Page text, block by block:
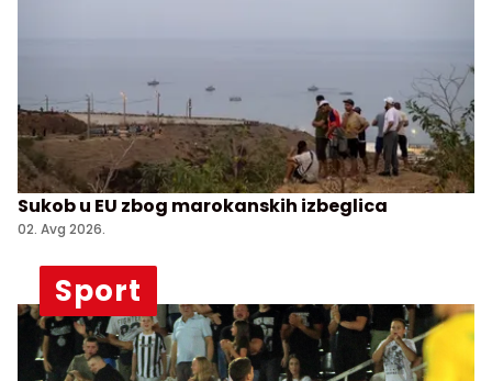
Sukob u EU zbog marokanskih izbeglica
02. Avg 2026.
Sport